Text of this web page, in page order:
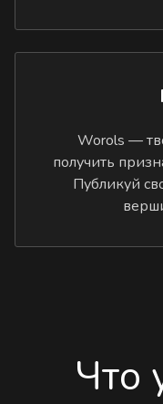
Worols —
получить
Публикуй
Что